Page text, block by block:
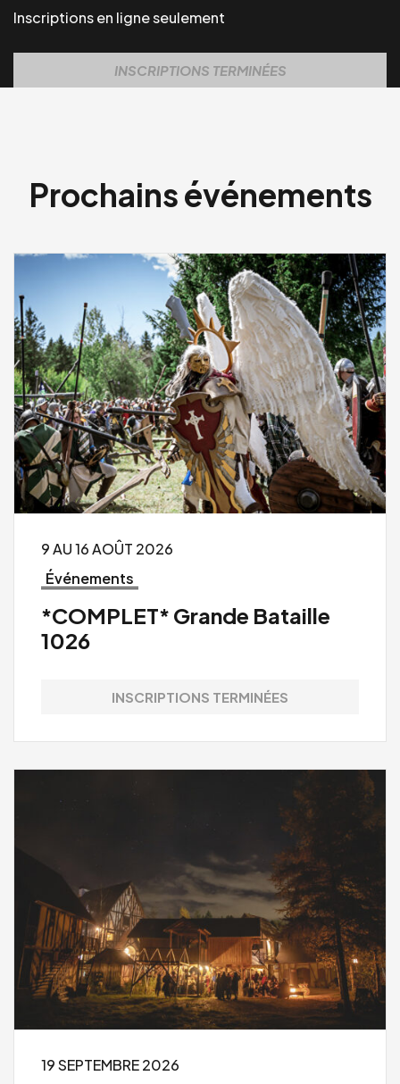
Inscriptions en ligne seulement
INSCRIPTIONS TERMINÉES
Prochains événements
9 AU 16 AOÛT 2026
Événements
*COMPLET* Grande Bataille
1026
INSCRIPTIONS TERMINÉES
19 SEPTEMBRE 2026